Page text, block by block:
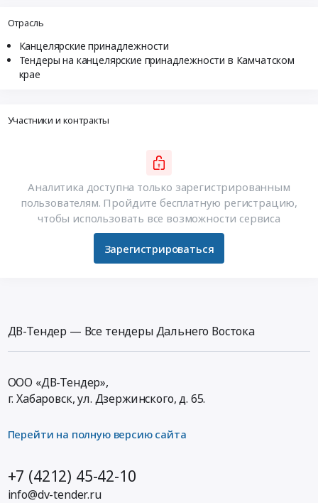
Отрасль
Канцелярские принадлежности
Тендеры на канцелярские принадлежности в Камчатском
крае
Участники и контракты
Аналитика доступна только зарегистрированным
пользователям. Пройдите бесплатную регистрацию,
чтобы использовать все возможности сервиса
Зарегистрироваться
ДВ-Тендер — Все тендеры Дальнего Востока
ООО «ДВ-Тендер»,
г. Хабаровск,ул. Дзержинского, д. 65.
Перейти на полную версию сайта
+7 (4212) 45-42-10
info@dv-tender.ru